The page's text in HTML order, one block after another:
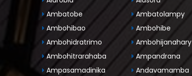
Ambatobe
Ambatolampy
Ambohibao
Ambohibe
Ambohidratrimo
Ambohijanahary
Ambohitrarahaba
Ampandrana
Ampasamadinika
Andavamamba